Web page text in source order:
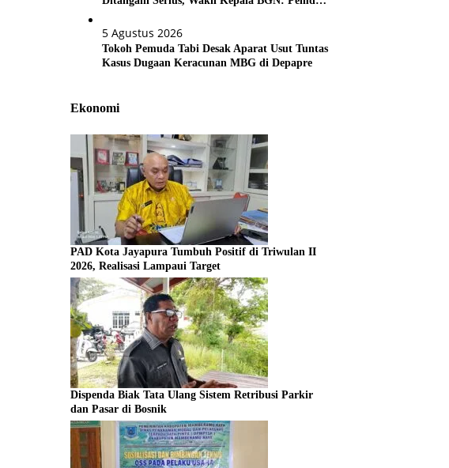
5 Agustus 2026
Tokoh Pemuda Tabi Desak Aparat Usut Tuntas
Kasus Dugaan Keracunan MBG di Depapre
Ekonomi
PAD Kota Jayapura Tumbuh Positif di Triwulan II
2026, Realisasi Lampaui Target
Dispenda Biak Tata Ulang Sistem Retribusi Parkir
dan Pasar di Bosnik